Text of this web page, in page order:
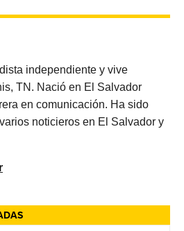
independiente y vive
TN. Nació en El Salvador
en comunicación. Ha sido
noticieros en El Salvador y